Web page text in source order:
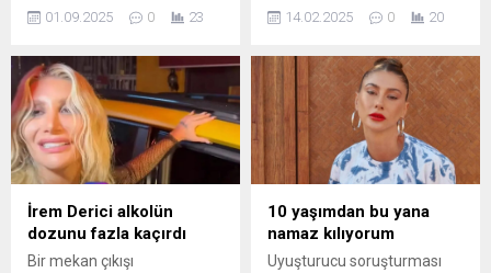
diyetle ilgili yaptığı
dikkat çekti.
01.09.2025 0 23
de düştü. İddiaya göre
kardeşi ünlü sanatçının
eşine fiziki şiddet uyguladı
14.02.2025 0 20
İrem Derici alkolün
dozunu fazla kaçırdı
Bir mekan çıkışı
10 yaşımdan bu yana
namaz kılıyorum
Uyuşturucu soruşturması